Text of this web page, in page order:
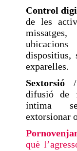
Control
de les
dispositius,
exparelles.
Sextorsió
difusió de
íntima
extorsionar
què